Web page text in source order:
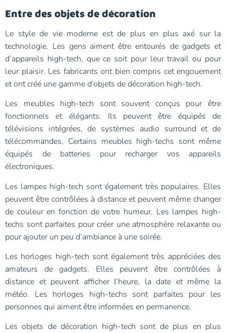
Entre des objets de décoration
Le style de vie moderne est de plus en plus axé sur la
technologie. Les gens aiment être entourés de gadgets et
d’appareils high-tech, que ce soit pour leur travail ou pour
leur plaisir. Les fabricants ont bien compris cet engouement
et ont créé une gamme d’objets de décoration high-tech.
Les meubles high-tech sont souvent conçus pour être
fonctionnels et élégants. Ils peuvent être équipés de
télévisions intégrées, de systèmes audio surround et de
télécommandes. Certains meubles high-techs sont même
équipés de batteries pour recharger vos appareils
électroniques.
Les lampes high-tech sont également très populaires. Elles
peuvent être contrôlées à distance et peuvent même changer
de couleur en fonction de votre humeur. Les lampes high-
techs sont parfaites pour créer une atmosphère relaxante ou
pour ajouter un peu d’ambiance à une soirée.
Les horloges high-tech sont également très appréciées des
amateurs de gadgets. Elles peuvent être contrôlées à
distance et peuvent afficher l’heure, la date et même la
météo. Les horloges high-techs sont parfaites pour les
personnes qui aiment être informées en permanence.
Les objets de décoration high-tech sont de plus en plus